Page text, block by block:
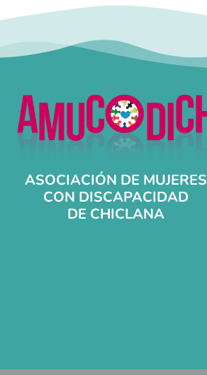
ASOCIACIÓN DE MUJERES
CON DISCAPACIDAD
DE CHICLANA